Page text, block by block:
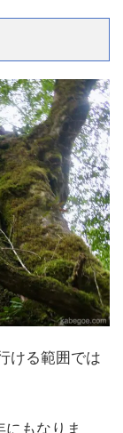
ける範囲では
もなりま